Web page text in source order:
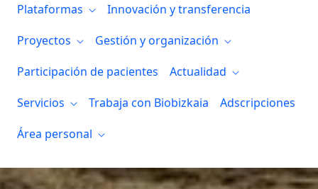
Plataformas
Innovación y transferencia
Proyectos
Gestión y organización
Participación de pacientes
Actualidad
Servicios
Trabaja con Biobizkaia
Adscripciones
Área personal